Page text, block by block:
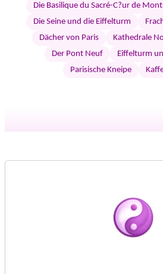
Die Basilique du Sacré-C?ur de
Die Seine und die Eiffelturm
Dächer von Paris
Kathedrale
Der Pont Neuf
Eiffelturm
Parisische Kneipe